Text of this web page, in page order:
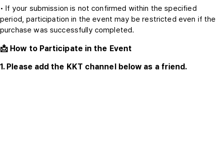
• If your submission is not confirmed within the specified
period, participation in the event may be restricted even if the
purchase was successfully completed.
📩 How to Participate in the Event
1. Please add the KKT channel below as a friend.